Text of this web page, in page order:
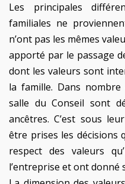
Les principales
familiales ne
n’ont pas les mêmes
apporté par le passage
dont les valeurs sont
la famille. Dans
salle du Conseil sont
ancêtres. C’est sous
être prises les décisions
respect des valeurs
l’entreprise et ont donné